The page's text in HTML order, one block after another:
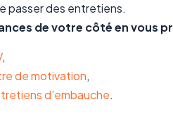
passer des entretiens.
de votre côté en vous
,
de motivation,
d’embauche.